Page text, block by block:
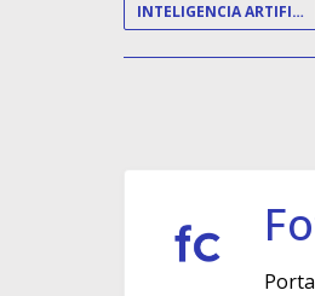
INTELIGENCIA ARTIFICIAL